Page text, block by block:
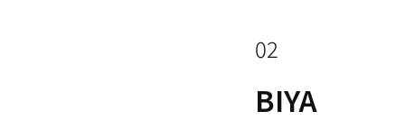
02
BIYA